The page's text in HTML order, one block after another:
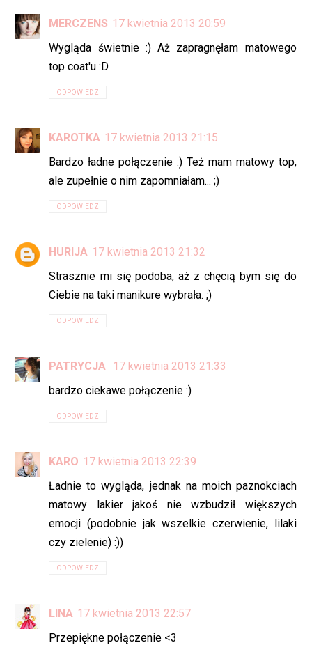
MERCZENS 17 kwietnia 2013 20:59
Wygląda świetnie :) Aż zapragnęłam matowego
top coat'u :D
ODPOWIEDZ
KAROTKA 17 kwietnia 2013 21:15
Bardzo ładne połączenie :) Też mam matowy top,
ale zupełnie o nim zapomniałam... ;)
ODPOWIEDZ
HURIJA 17 kwietnia 2013 21:32
Strasznie mi się podoba, aż z chęcią bym się do
Ciebie na taki manikure wybrała. ;)
ODPOWIEDZ
PATRYCJA
17 kwietnia 2013 21:33
bardzo ciekawe połączenie :)
ODPOWIEDZ
KARO 17 kwietnia 2013 22:39
Ładnie to wygląda, jednak na moich paznokciach
matowy lakier jakoś nie wzbudził większych
emocji (podobnie jak wszelkie czerwienie, lilaki
czy zielenie) :))
ODPOWIEDZ
LINA 17 kwietnia 2013 22:57
Przepiękne połączenie <3